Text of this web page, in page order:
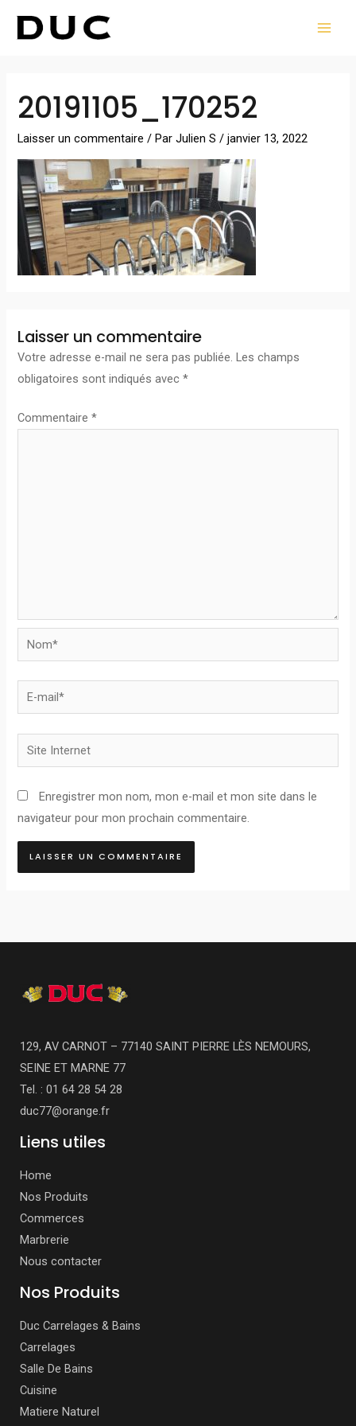
20191105_170252
Laisser un commentaire / ParJulien S/janvier 13, 2022
Laisser un commentaire
Votre adresse e-mail ne sera pas publiée. Les champs
obligatoires sont indiqués avec*
Commentaire*
Nom*
E-
mail*
Site
Internet
Enregistrer mon nom, mon e-mail et mon site dans le
navigateur pour mon prochain commentaire.
129, AV CARNOT – 77140 SAINT PIERRE LÈS NEMOURS,
SEINE ET MARNE 77
Tel. : 01 64 28 54 28
duc77@orange.fr
Liens utiles
Home
Nos Produits
Commerces
Marbrerie
Nous contacter
Nos Produits
Duc Carrelages & Bains
Carrelages
Salle De Bains
Cuisine
Matiere Naturel